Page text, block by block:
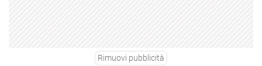
Rimuovi pubblicità